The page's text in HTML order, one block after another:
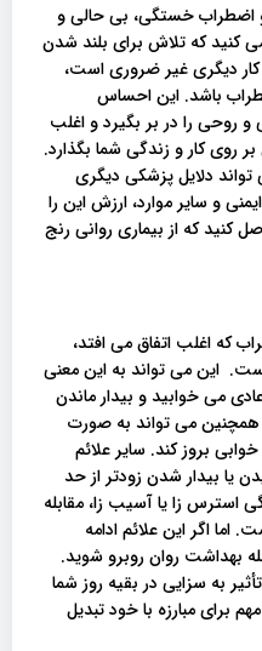
اضطراب خستگی، بی حالی و
که تلاش برای بلند شدن
دیگری غیر ضروری است،
باشد. این احساس
را در بر بگیرد و اغلب
روی کار و زندگی شما بگذارد.
دلایل پزشکی دیگری
و سایر موارد، ارزش این را
کنید که از بیماری روانی رنج
که اغلب اتفاق می افتد،
این می تواند به این معنی
می خوابید و بیدار ماندن
می تواند به صورت
بروز کند. سایر علائم
یا بیدار شدن زودتر از حد
زا یا آسیب زا، مقابله
اما اگر این علائم ادامه
بهداشت روان روبرو شوید.
به سزایی در بقیه روز شما
برای مبارزه با خود تبدیل